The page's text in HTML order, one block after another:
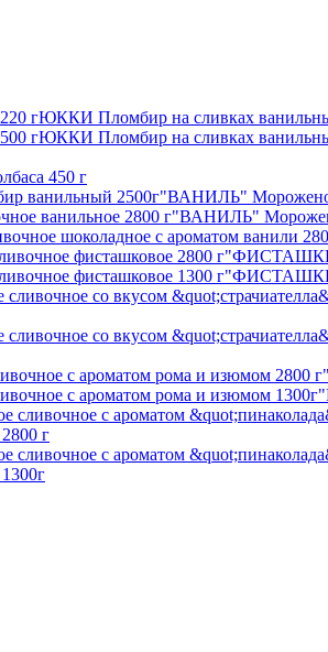
ЮККИ Пломбир на сливках
ЮККИ Пломбир на сливках
450 г
"ВАНИЛЬ"
"ВАНИЛЬ"
"ФИСТАШКИ"
"ФИСТАШКИ"
г